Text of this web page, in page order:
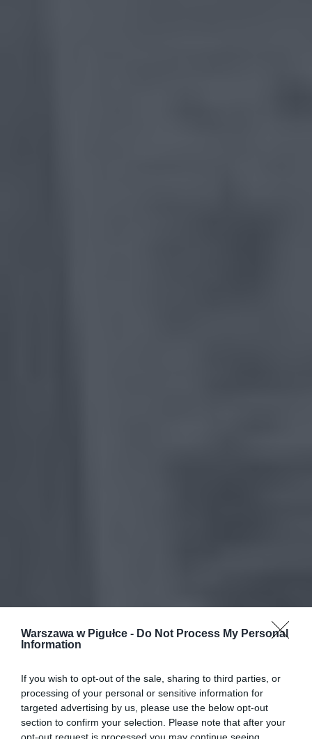
Warszawa w Pigułce - Do Not Process My Personal
Information
If you wish to opt-out of the sale, sharing to third parties, or
processing of your personal or sensitive information for
targeted advertising by us, please use the below opt-out
section to confirm your selection. Please note that after your
opt-out request is processed you may continue seeing